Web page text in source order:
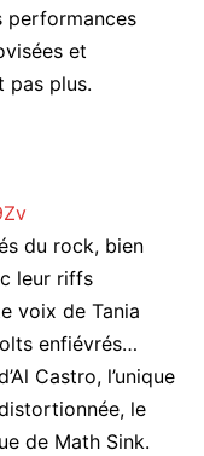
performances
et
pas plus.
du rock, bien
leur riffs
voix de Tania
enfiévrés…
Castro, l’unique
le
de Math Sink.